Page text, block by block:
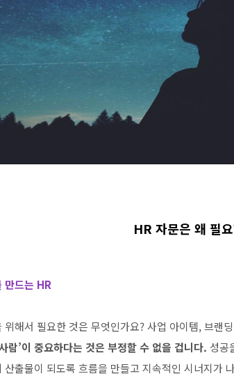
HR 자문은 왜 필
만드는 HR
위해서 필요한 것은 무엇인가요? 사업 아이템, 브랜
람’이 중요하다는 것은 부정할 수 없을 겁니다. 성공
산출물이 되도록 흐름을 만들고 지속적인 시너지가